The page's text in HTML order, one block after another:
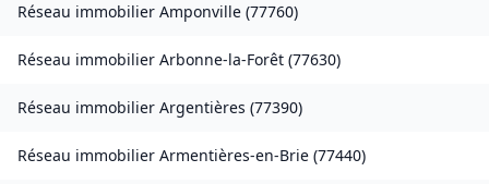
Réseau immobilier Amponville (77760)
Réseau immobilier Arbonne-la-Forêt (77630)
Réseau immobilier Argentières (77390)
Réseau immobilier Armentières-en-Brie (77440)